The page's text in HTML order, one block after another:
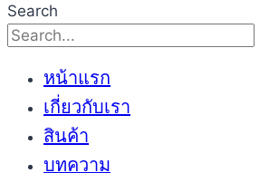
Search
หน้าแรก
เกี่ยวกับเรา
สินค้า
บทความ